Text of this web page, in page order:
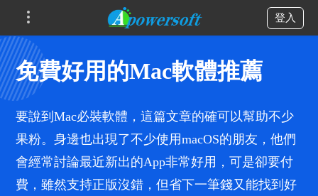
登入
免費好用的Mac軟體推薦
要說到Mac必裝軟體，這篇文章的確可以幫助不少
果粉。身邊也出現了不少使用macOS的朋友，他們
會經常討論最近新出的App非常好用，可是卻要付
費，雖然支持正版沒錯，但省下一筆錢又能找到好